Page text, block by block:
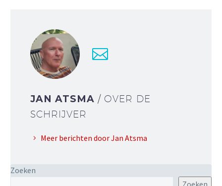
JAN ATSMA / OVER DE
SCHRIJVER
Meer berichten door Jan Atsma
Zoeken